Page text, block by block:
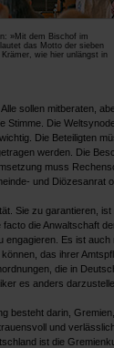
»Mit dem Bischof im
das Motto der sieben
wie hier unlängst in
sollen mitberaten,
Stimme. Die
Die Beteiligten
werden. Die
muss
und Diözesanrat
Sie zu garantieren,
die Anwaltschaft
engagieren. Es ist
das ihrer
die in
es anders
besteht darin,
und
ist die